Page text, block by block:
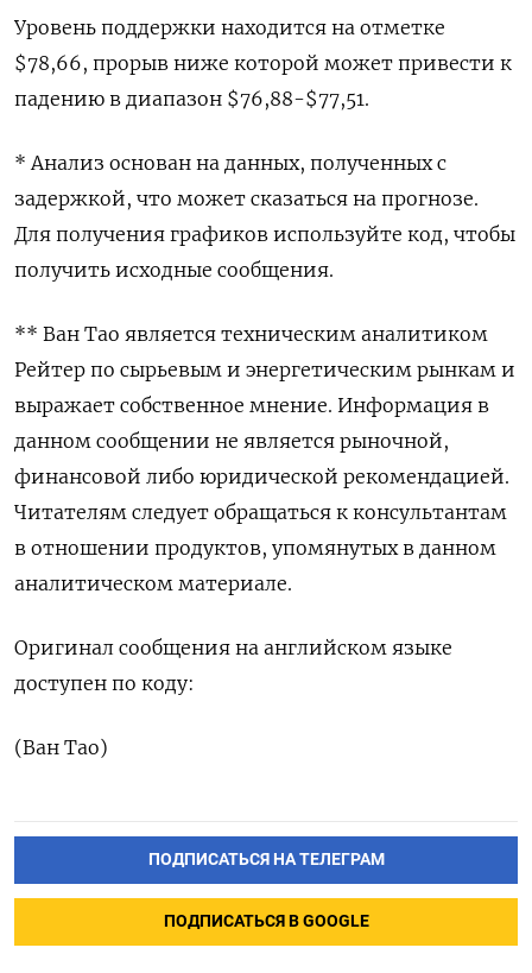
Уровень поддержки находится на отметке
$78,66, прорыв ниже которой может привести к
падению в диапазон $76,88-$77,51.
* Анализ основан на данных, полученных с
задержкой, что может сказаться на прогнозе.
Для получения графиков используйте код, чтобы
получить исходные сообщения.
** Ван Тао является техническим аналитиком
Рейтер по сырьевым и энергетическим рынкам и
выражает собственное мнение. Информация в
данном сообщении не является рыночной,
финансовой либо юридической рекомендацией.
Читателям следует обращаться к консультантам
в отношении продуктов, упомянутых в данном
аналитическом материале.
Оригинал сообщения на английском языке
доступен по коду:
(Ван Тао)
ПОДПИСАТЬСЯ НА ТЕЛЕГРАМ
ПОДПИСАТЬСЯ В GOOGLE